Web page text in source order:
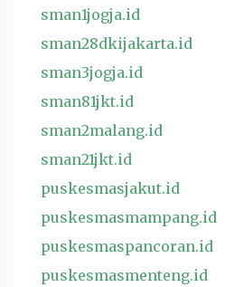
sman1jogja.id
sman28dkijakarta.id
sman3jogja.id
sman81jkt.id
sman2malang.id
sman21jkt.id
puskesmasjakut.id
puskesmasmampang.id
puskesmaspancoran.id
puskesmasmenteng.id